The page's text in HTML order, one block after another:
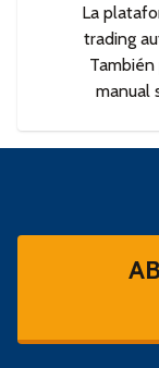
La
trading
manual